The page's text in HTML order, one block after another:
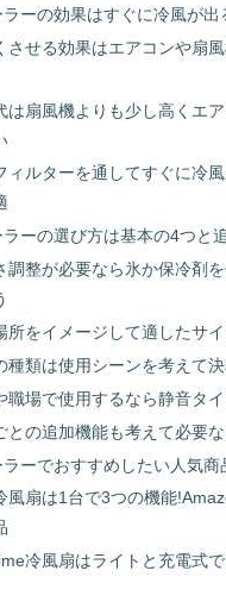
ーの効果はすぐに冷風が出
させる効果はエアコンや扇
は扇風機よりも少し高くエ
ィルターを通してすぐに冷
ーの選び方は基本の4つと
調整が必要なら氷か保冷剤
所をイメージして適したサ
種類は使用シーンを考えて
職場で使用するなら静音タ
との追加機能も考えて必要
ーでおすすめしたい人気商
風扇は1台で3つの機能
冷風扇はライトと充電式